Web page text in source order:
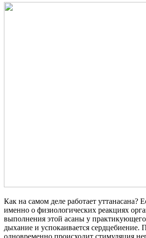
Как на самом деле работает уттанасана?
именно о физиологических реакциях
выполнения этой асаны у
дыхание и успокаивается сердцебиение.
одновременно происходит стимуляция